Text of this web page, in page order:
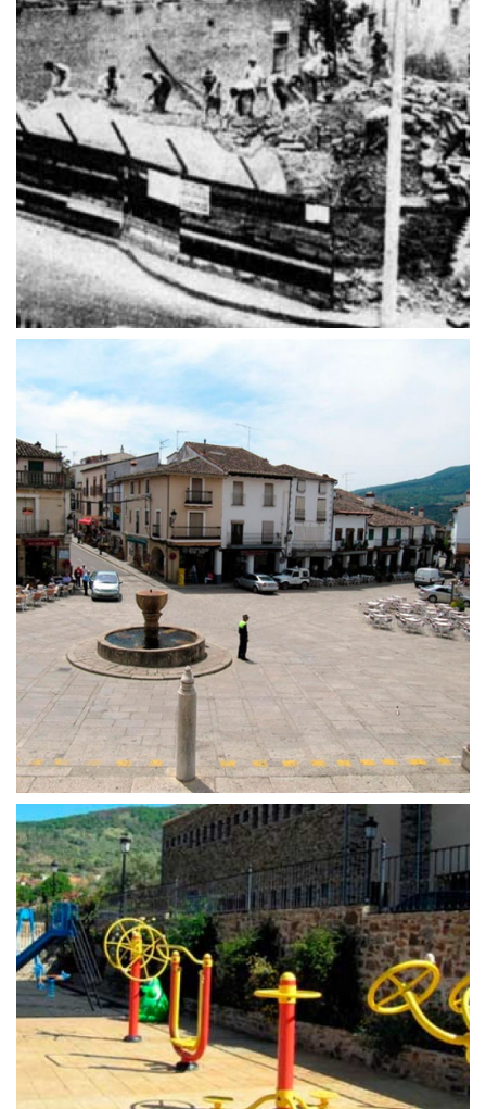
25 de abril de 2016
Supuesta Cárcel de la Inquisición
25 de abril de 2016
Plaza de Santa María de Guadalupe
25 de abril de 2016
Mirador del Parque de la
Constitución